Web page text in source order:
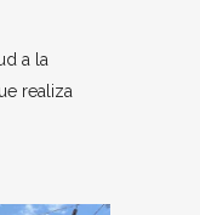
a la
realiza